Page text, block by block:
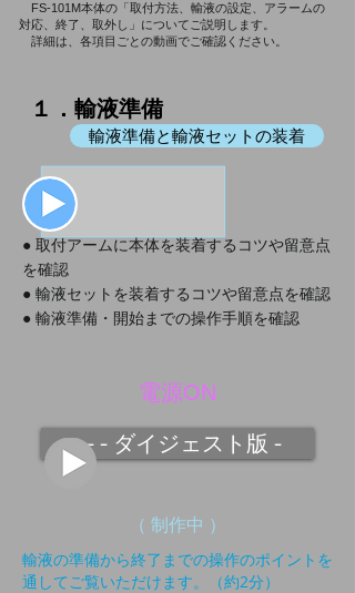
FS-101M本体の「取付方法、輸液の設定、アラームの
対応、終了、取外し」についてご説明します。
詳細は、各項目ごとの動画でご確認ください。
輸液準備と輸液セットの装着
１．輸液準備
● 取付アームに本体を装着するコツや留意点
を確認
● 輸液セットを装着するコツや留意点を確認
● 輸液準備・開始までの操作手順を確認
電源ON
- - - ダイジェスト版 -
​（ 制作中 ）
輸液の準備から終了までの操作のポイントを
​通してご覧いただけます。（約2分）